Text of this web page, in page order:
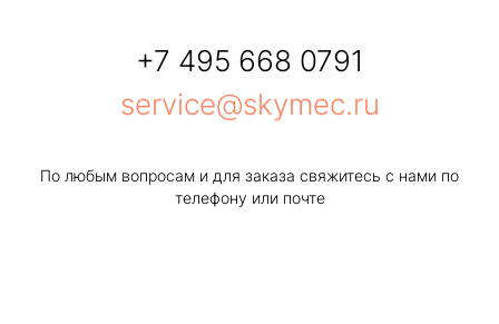
+7 495 668 0791
service@skymec.ru
По любым вопросам и для заказа свяжитесь с нами по
телефону или почте